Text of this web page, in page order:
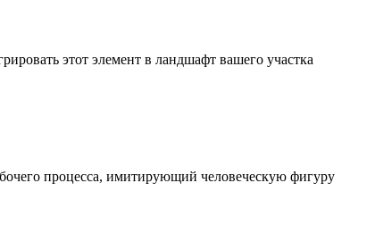
этот элемент в ландшафт вашего участка
процесса, имитирующий человеческую фигуру